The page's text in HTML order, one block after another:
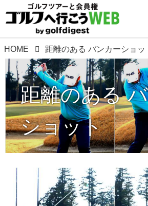
HOME 距離のある バンカーショッ
距離のある
ショット